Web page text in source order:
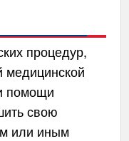
процедур,
медицинской
помощи
свою
или иным